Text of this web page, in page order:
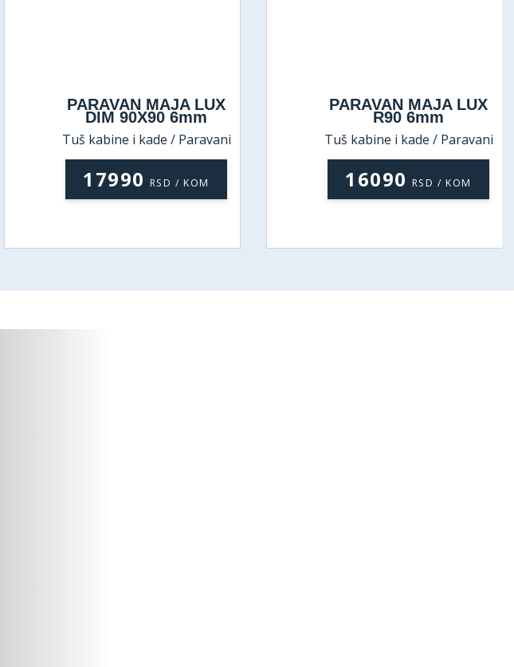
PARAVAN MAJA LUX
DIM 90X90 6mm
Tuš kabine i kade / Paravani
17990 RSD / KOM
PARAVAN MAJA LUX
R90 6mm
Tuš kabine i kade / Paravani
16090 RSD / KOM